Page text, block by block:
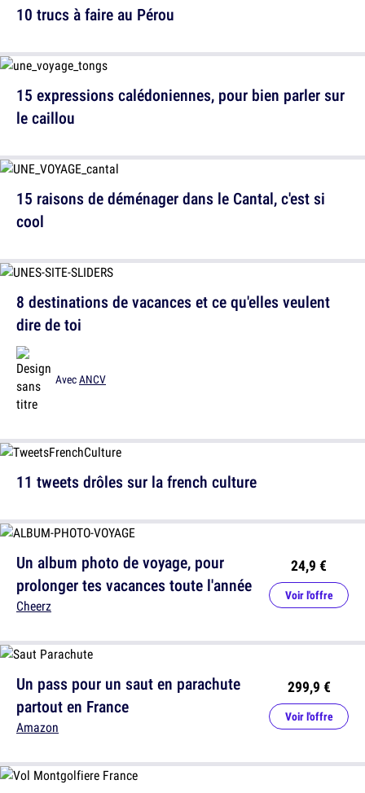
15 expressions calédoniennes, pour bien parler sur
le caillou
8 destinations de vacances et ce qu'elles veulent
dire de toi
AvecANCV
Un album photo de voyage, pour
prolonger tes vacances toute l'année
Cheerz
24,9 €
Voir l'offre
10 trucs à faire au Pérou
15 raisons de déménager dans le Cantal, c'est si
cool
11 tweets drôles sur la french culture
Un pass pour un saut en parachute
partout en France
Amazon
299,9 €
Voir l'offre